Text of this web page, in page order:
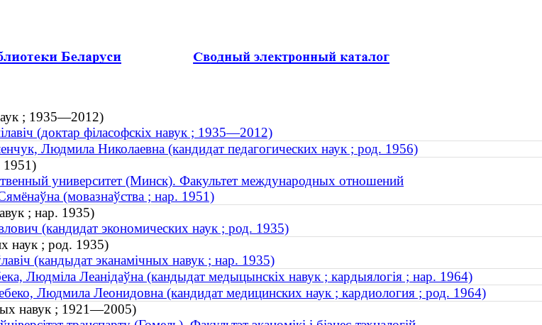
; 1935—2012)
(доктар філасофскіх навук ; 1935—2012)
Людмила Николаевна (кандидат педагогических наук ; род. 1956)
1951)
университет (Минск). Факультет международных отношений
(мовазнаўства ; нар. 1951)
; нар. 1935)
(кандидат экономических наук ; род. 1935)
наук ; род. 1935)
(кандыдат эканамічных навук ; нар. 1935)
Людміла Леанідаўна (кандыдат медыцынскіх навук ; кардыялогія ; нар. 1964)
Людмила Леонидовна (кандидат медицинских наук ; кардиология ; род. 1964)
навук ; 1921—2005)